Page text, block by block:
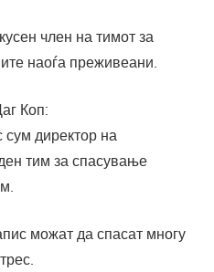
член на тимот за
наоѓа преживеани.
Коп:
сум директор на
тим за спасување
можат да спасат многу